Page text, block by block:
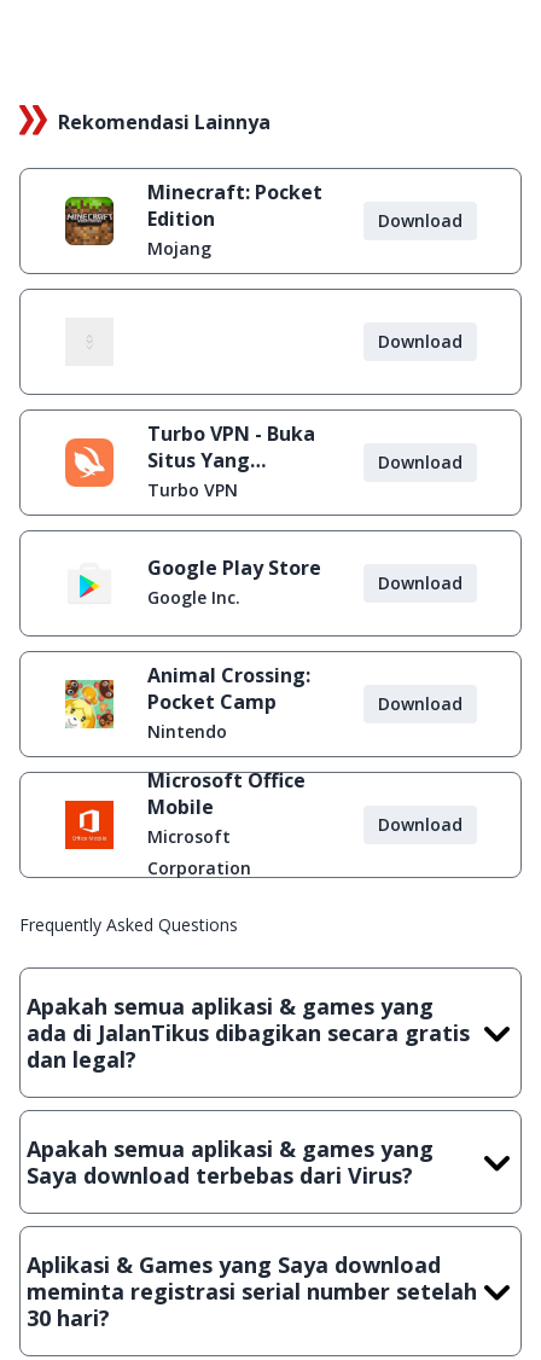
Rekomendasi Lainnya
Minecraft: Pocket
Edition
Mojang
Download
Download
Turbo VPN - Buka
Situs Yang
Diblokir
Turbo VPN
Download
Google Play Store
Google Inc.
Download
Animal Crossing:
Pocket Camp
Nintendo
Download
Microsoft Office
Mobile
Microsoft
Corporation
Download
Frequently Asked Questions
Apakah semua aplikasi & games yang
ada di JalanTikus dibagikan secara gratis
dan legal?
Ya, JalanTikus hanya membagikan aplikasi & games yang
crack, patch atau semacamnya.
Apakah semua aplikasi & games yang
Saya download terbebas dari Virus?
Ya, JalanTikus selalu melakukan scanning dengan 3 jenis
suatu aplikasi atau games, sehingga bisa dijamin 100%
terbebas dari virus.
Aplikasi & Games yang Saya download
meminta registrasi serial number setelah
30 hari?